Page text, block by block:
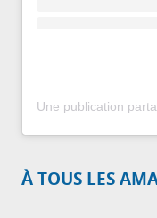
À TOUS LES